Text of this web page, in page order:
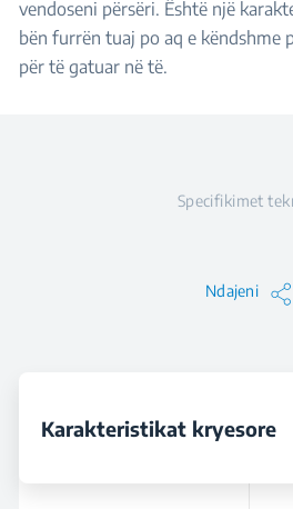
vendoseni përsëri. Është një
bën furrën tuaj po aq e këndshme
për të gatuar në të.
Specifikimet
Ndajeni
Karakteristikat kryesore